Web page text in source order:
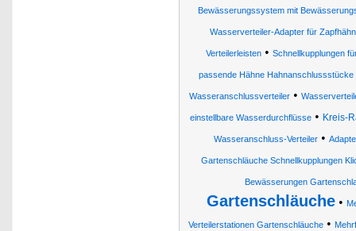
Bewässerungssystem mit
Wasserverteiler-Adapter für
Verteilerleisten • Schnellkupplungen
passende Hähne Hahnanschlussstücke
Wasseranschlussverteiler •
einstellbare Wasserdurchflüsse • Kreis-
Wasseranschluss-Verteiler •
Gartenschläuche Schnellkupplungen
Bewässerungen
Gartenschläuche •
Verteilerstationen Gartenschläuche •